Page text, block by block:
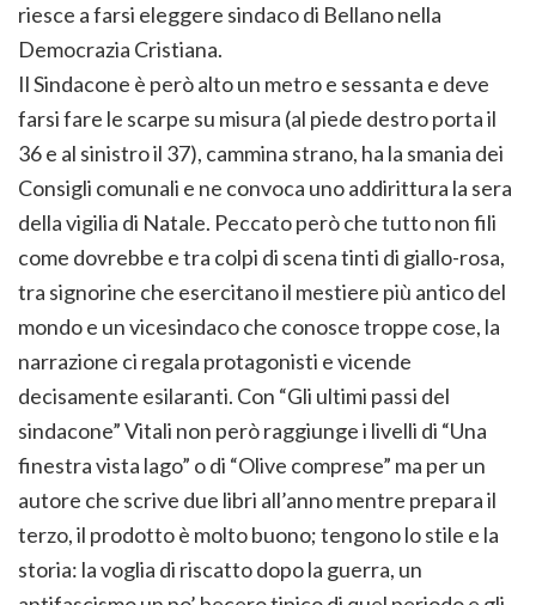
riesce a farsi eleggere sindaco di Bellano nella
Democrazia Cristiana.
Il Sindacone è però alto un metro e sessanta e deve
farsi fare le scarpe su misura (al piede destro porta il
36 e al sinistro il 37), cammina strano, ha la smania dei
Consigli comunali e ne convoca uno addirittura la sera
della vigilia di Natale. Peccato però che tutto non fili
come dovrebbe e tra colpi di scena tinti di giallo-rosa,
tra signorine che esercitano il mestiere più antico del
mondo e un vicesindaco che conosce troppe cose, la
narrazione ci regala protagonisti e vicende
decisamente esilaranti. Con “Gli ultimi passi del
sindacone” Vitali non però raggiunge i livelli di “Una
finestra vista lago” o di “Olive comprese” ma per un
autore che scrive due libri all’anno mentre prepara il
terzo, il prodotto è molto buono; tengono lo stile e la
storia: la voglia di riscatto dopo la guerra, un